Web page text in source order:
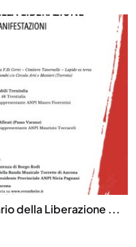
della Liberazione ...